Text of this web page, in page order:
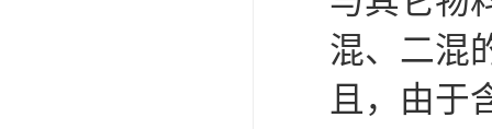
混、二混
且，由于